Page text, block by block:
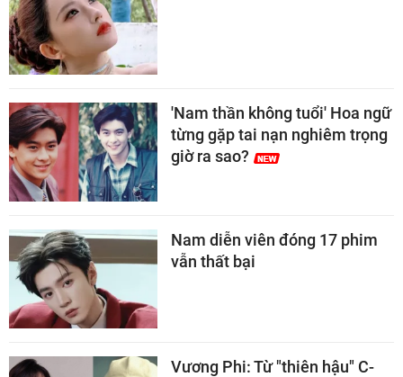
'Nam thần không tuổi' Hoa ngữ
từng gặp tai nạn nghiêm trọng
giờ ra sao?
Nam diễn viên đóng 17 phim
vẫn thất bại
Vương Phi: Từ "thiên hậu" C-